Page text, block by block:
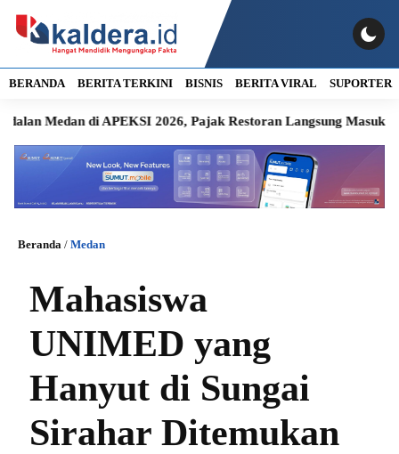
BERANDA BERITA TERKINI BISNIS BERITA VIRAL SUPORTER
di APEKSI 2026, Pajak Restoran Langsung Masuk Kas
Beranda / Medan
Mahasiswa
UNIMED yang
Hanyut di Sungai
Sirahar Ditemukan